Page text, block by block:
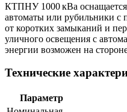
КТПНУ 1000 кВа
автоматы или рубильники с
от коротких замыканий и
уличного освещения с
энергии возможен на
Технические
Параметр